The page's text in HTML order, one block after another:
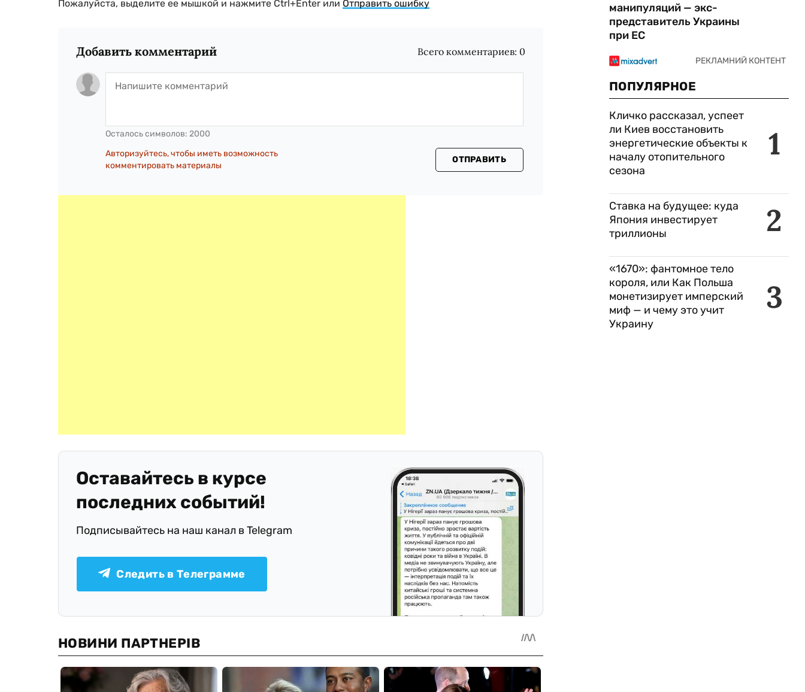
Пожалуйста, выделите ее мышкой и нажмите Ctrl+Enter или Отправить ошибку
Добавить комментарий Всего комментариев: 0
Осталось символов: 2000
Авторизуйтесь, чтобы иметь возможность
комментировать материалы
ОТПРАВИТЬ
Оставайтесь в курсе
последних событий!
Подписывайтесь на наш канал в Telegram
Следить в Телеграмме
манипуляций — экс-
представитель Украины
при ЕС
ПОПУЛЯРНОЕ
1
Кличко рассказал, успеет
ли Киев восстановить
энергетические объекты к
началу отопительного
сезона
2
Ставка на будущее: куда
Япония инвестирует
триллионы
3
«1670»: фантомное тело
короля, или Как Польша
монетизирует имперский
миф — и чему это учит
Украину